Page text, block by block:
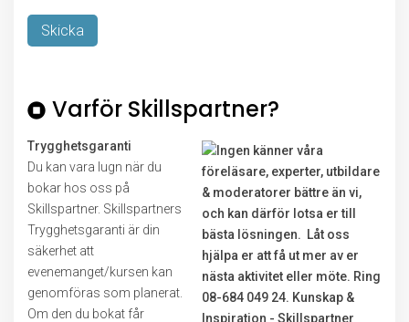
Varför Skillspartner?
Trygghetsgaranti
Du kan vara lugn när du
bokar hos oss på
Skillspartner. Skillspartners
Trygghetsgaranti är din
säkerhet att
evenemanget/kursen kan
genomföras som planerat.
Om den du bokat får